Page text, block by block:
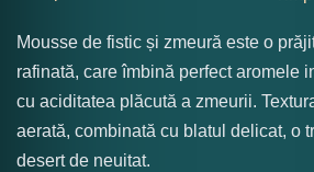
Mousse de fistic și zmeură este o
rafinată, care îmbină perfect aromele
cu aciditatea plăcută a zmeurii.
aerată, combinată cu blatul delicat, o
desert de neuitat.